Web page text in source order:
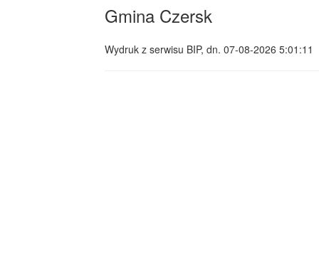
Gmina Czersk
Wydruk z serwisu BIP, dn. 07-08-2026 5:01:11